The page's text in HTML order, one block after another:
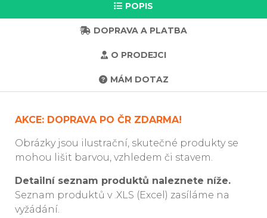
POPIS
DOPRAVA A PLATBA
O PRODEJCI
MÁM DOTAZ
AKCE: DOPRAVA PO ČR ZDARMA!
Obrázky jsou ilustrační, skutečné produkty se
mohou lišit barvou, vzhledem či stavem.
Detailní seznam produktů naleznete níže.
Seznam produktů v .XLS (Excel) zasíláme na
vyžádání.